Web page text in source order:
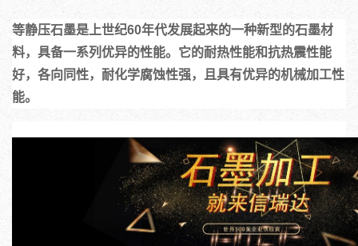
等静压石墨是上世纪60年代发展起来的一种新型的石墨材
料，具备一系列优异的性能。它的耐热性能和抗热震性能
好，各向同性，耐化学腐蚀性强，且具有优异的机械加工性
能。